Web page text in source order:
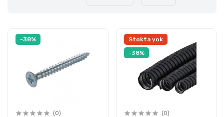
-38%
(0)
Stokta yok
-38%
(0)